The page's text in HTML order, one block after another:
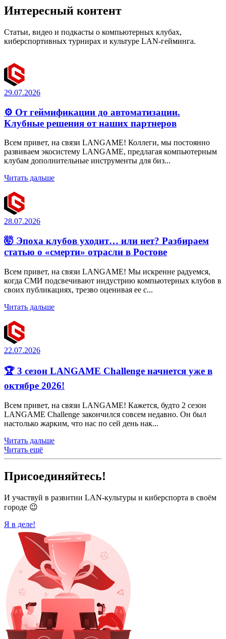
Интересный контент
Статьи, видео и подкасты о компьютерных клубах,
киберспортивных турнирах и культуре LAN-гейминга.
29.07.2026
⚙️ От геймификации до автоматизации.
Клубные решения от наших партнеров
Всем привет, на связи LANGAME! Коллеги, мы постоянно
развиваем экосистему LANGAME, предлагая компьютерным
клубам дополнительные инструменты для биз...
Читать дальше
28.07.2026
🤯 Эпоха клубов уходит… или нет? Разбираем
статью о «смерти» отрасли в Ростове
Всем привет, на связи LANGAME! Мы искренне радуемся,
когда СМИ подсвечивают индустрию компьютерных клубов в
своих публикациях, трезво оценивая ее с...
Читать дальше
22.07.2026
🏆 3 сезон LANGAME Challenge начнется уже в
октябре 2026!
Всем привет, на связи LANGAME! Кажется, будто 2 сезон
LANGAME Challenge закончился совсем недавно. Он был
настолько жарким, что нас по сей день нак...
Читать дальше
Читать ещё
Присоединяйтесь!
И участвуй в развитии LAN-культуры и киберспорта в своём
городе 😉
Я в деле!